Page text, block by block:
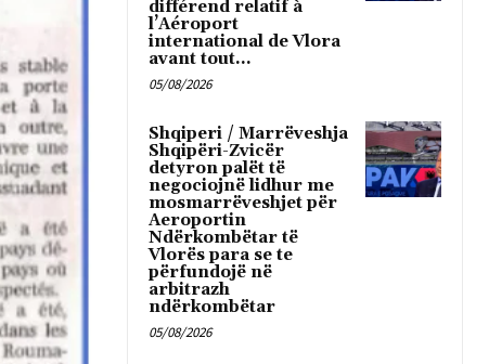
différend relatif à
l’Aéroport
international de Vlora
avant tout...
05/08/2026
Shqiperi / Marrëveshja
Shqipëri-Zvicër
detyron palët të
negociojnë lidhur me
mosmarrëveshjet për
Aeroportin
Ndërkombëtar të
Vlorës para se te
përfundojë në
arbitrazh
ndërkombëtar
05/08/2026